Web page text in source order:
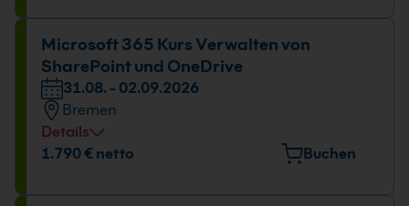
Datum und Uhrzeit
31.08. - 02.09.2026
09:00 - 16:00 Uhr
Microsoft 365 Kurs Verwalten von
SharePoint und OneDrive
31.08. - 02.09.2026
Bremen
Details
Veranstaltungsort
1.790 € netto Buchen